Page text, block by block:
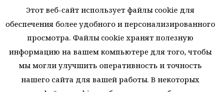
Этот веб-сайт использует файлы cookie для
обеспечения более удобного и персонализированного
просмотра. Файлы cookie хранят полезную
информацию на вашем компьютере для того, чтобы
мы могли улучшить оперативность и точность
нашего сайта для вашей работы. В некоторых